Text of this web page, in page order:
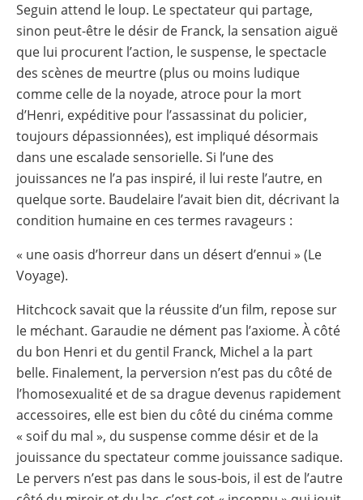
Seguin attend le loup. Le spectateur qui partage,
sinon peut-être le désir de Franck, la sensation aiguë
que lui procurent l’action, le suspense, le spectacle
des scènes de meurtre (plus ou moins ludique
comme celle de la noyade, atroce pour la mort
d’Henri, expéditive pour l’assassinat du policier,
toujours dépassionnées), est impliqué désormais
dans une escalade sensorielle. Si l’une des
jouissances ne l’a pas inspiré, il lui reste l’autre, en
quelque sorte. Baudelaire l’avait bien dit, décrivant la
condition humaine en ces termes ravageurs :
« une oasis d’horreur dans un désert d’ennui » (Le
Voyage).
Hitchcock savait que la réussite d’un film, repose sur
le méchant. Garaudie ne dément pas l’axiome. À côté
du bon Henri et du gentil Franck, Michel a la part
belle. Finalement, la perversion n’est pas du côté de
l’homosexualité et de sa drague devenus rapidement
accessoires, elle est bien du côté du cinéma comme
« soif du mal », du suspense comme désir et de la
jouissance du spectateur comme jouissance sadique.
Le pervers n’est pas dans le sous-bois, il est de l’autre